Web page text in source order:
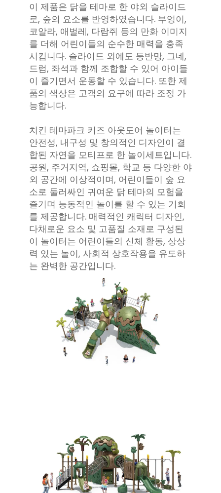
이 제품은 닭을 테마로 한 야외 슬라이드
로, 숲의 요소를 반영하였습니다. 부엉이,
코알라, 애벌레, 다람쥐 등의 만화 이미지
를 더해 어린이들의 순수한 매력을 충족
시킵니다. 슬라이드 외에도 등반망, 그네,
드럼, 좌석과 함께 조합할 수 있어 아이들
이 즐기면서 운동할 수 있습니다. 또한 제
품의 색상은 고객의 요구에 따라 조정 가
능합니다.
치킨 테마파크 키즈 아웃도어 놀이터는
안전성, 내구성 및 창의적인 디자인이 결
합된 자연을 모티프로 한 놀이세트입니다.
공원, 주거지역, 쇼핑몰, 학교 등 다양한 야
외 공간에 이상적이며, 어린이들이 숲 요
소로 둘러싸인 귀여운 닭 테마의 모험을
즐기며 능동적인 놀이를 할 수 있는 기회
를 제공합니다. 매력적인 캐릭터 디자인,
다채로운 요소 및 고품질 소재로 구성된
이 놀이터는 어린이들의 신체 활동, 상상
력 있는 놀이, 사회적 상호작용을 유도하
는 완벽한 공간입니다.